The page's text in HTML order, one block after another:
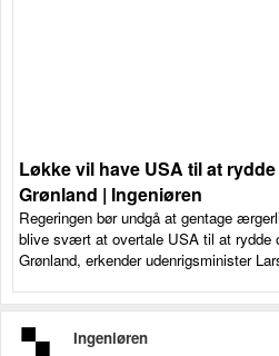
Løkke vil have USA til at
Grønland | Ingeniøren
Regeringen bør undgå at gentage
blive svært at overtale USA til at rydde
Grønland, erkender udenrigsminister
Ingeniøren